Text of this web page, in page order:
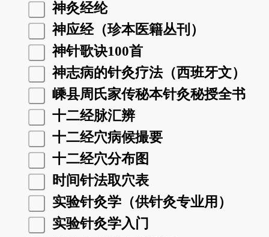
神灸经纶
神应经（珍本医籍丛刊）
神针歌诀100首
神志病的针灸疗法（西班牙文）
嵊县周氏家传秘本针灸秘授全书
十二经脉汇辨
十二经穴病候撮要
十二经穴分布图
时间针法取穴表
实验针灸学（供针灸专业用）
实验针灸学入门